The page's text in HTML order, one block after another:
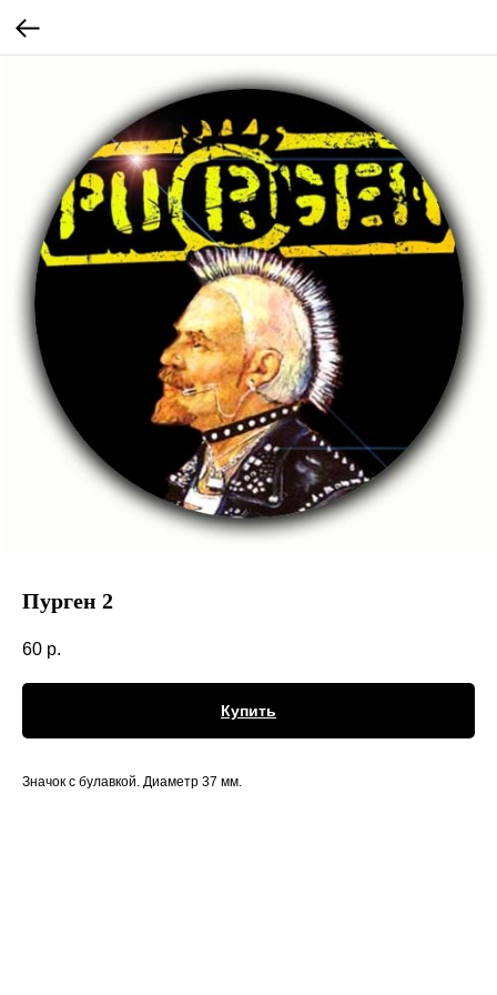
Пурген 2
60 р.
Купить
Значок с булавкой. Диаметр 37 мм.